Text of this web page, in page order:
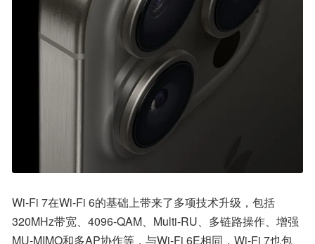
Wi-Fi 7在Wi-Fi 6的基础上带来了多项技术升级，包括
320MHz带宽、4096-QAM、Multi-RU、多链路操作、增强
MU-MIMO和多AP协作等，与Wi-Fi 6E相同，Wi-Fi 7也包